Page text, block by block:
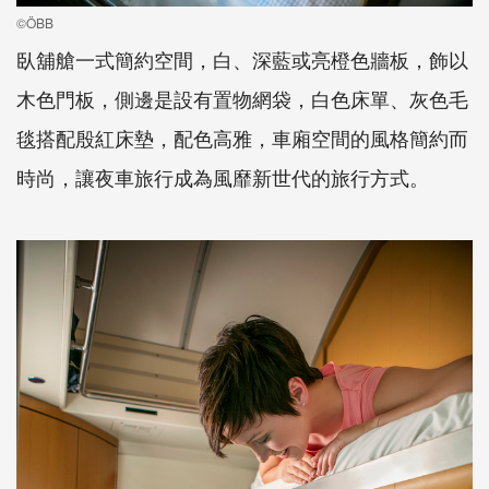
©ÖBB
臥舖艙一式簡約空間，白、深藍或亮橙色牆板，飾以
木色門板，側邊是設有置物網袋，白色床單、灰色毛
毯搭配殷紅床墊，配色高雅，車廂空間的風格簡約而
時尚，讓夜車旅行成為風靡新世代的旅行方式。